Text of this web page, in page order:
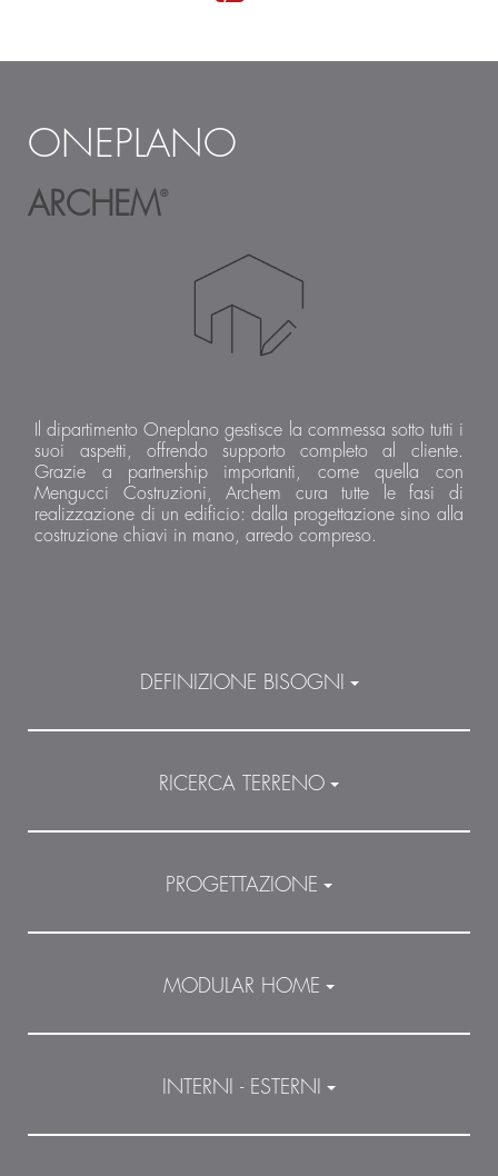
ONEPLANO
ARCHEM®
Il dipartimento Oneplano gestisce la commessa sotto tutti i
suoi aspetti, offrendo supporto completo al cliente.
Grazie a partnership importanti, come quella con
Mengucci Costruzioni, Archem cura tutte le fasi di
realizzazione di un edificio: dalla progettazione sino alla
costruzione chiavi in mano, arredo compreso.
DEFINIZIONE BISOGNI
RICERCA TERRENO
PROGETTAZIONE
MODULAR HOME
INTERNI - ESTERNI